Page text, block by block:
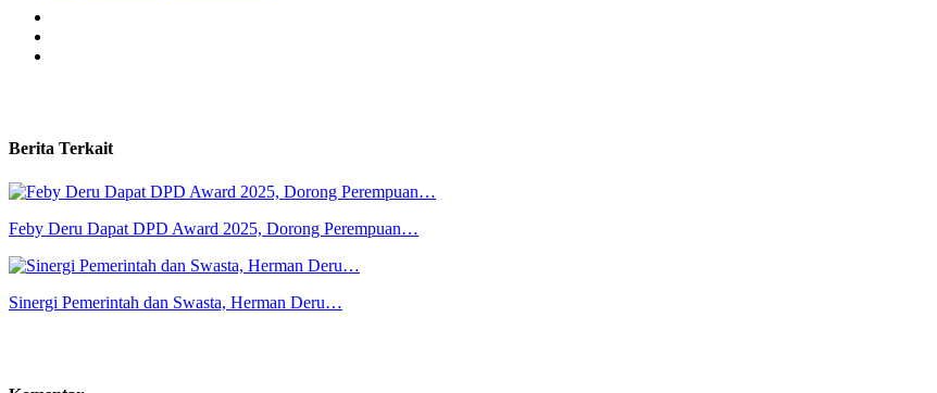
Berita Terkait
Feby Deru Dapat DPD Award 2025, Dorong Perempuan…
Sinergi Pemerintah dan Swasta, Herman Deru…